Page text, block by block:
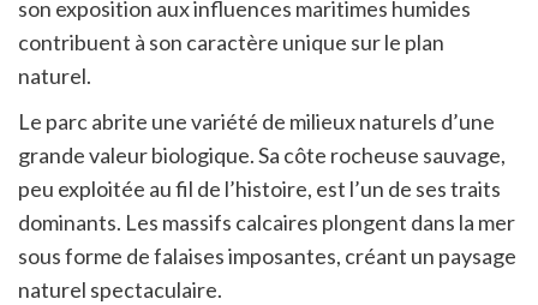
son exposition aux influences maritimes humides
contribuent à son caractère unique sur le plan
naturel.
Le parc abrite une variété de milieux naturels d’une
grande valeur biologique. Sa côte rocheuse sauvage,
peu exploitée au fil de l’histoire, est l’un de ses traits
dominants. Les massifs calcaires plongent dans la mer
sous forme de falaises imposantes, créant un paysage
naturel spectaculaire.